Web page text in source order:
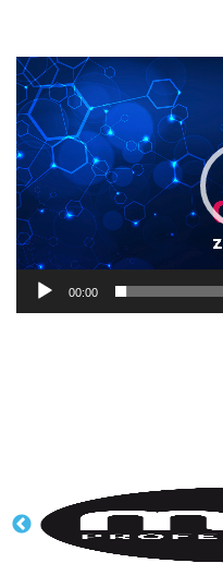
Odtwarzacz
video
00:00